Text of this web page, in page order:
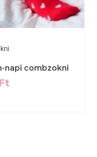
napi combzokni
Ft